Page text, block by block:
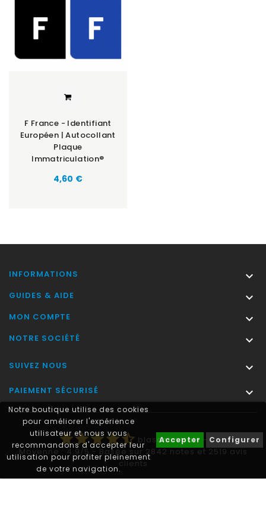
Notre boutique utilise des cookies
pour améliorer l'expérience
utilisateur et nous vous
recommandons d'accepter leur
utilisation pour profiter pleinement
de votre navigation.
Accepter Configurer
F France - Identifiant
Européen | Autocollant
Plaque
Immatriculation®
Prix
4,60 €
INFORMATIONS 
GUIDES & AIDE 
MON COMPTE 
NOTRE SOCIÉTÉ 
SUIVEZ NOUS 
PAIEMENT SÉCURISÉ 
starstarstarstarstar_half blasonimmat® -
Moyenne :4.9/5- Basée sur 2842notes et2519avis
clients